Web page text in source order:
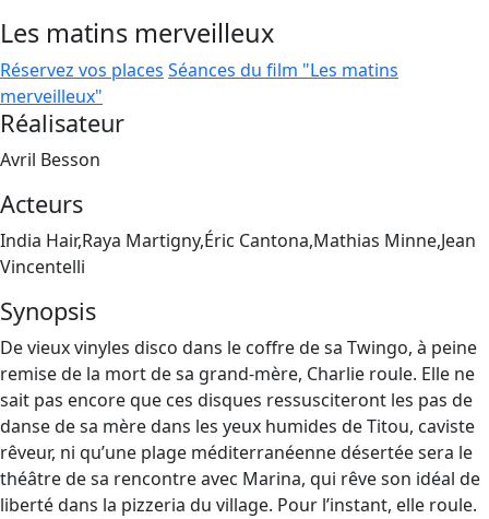
Les matins merveilleux
Réservez vos places Séances du film "Les matins
merveilleux"
Réalisateur
Avril Besson
Acteurs
India Hair,Raya Martigny,Éric Cantona,Mathias Minne,Jean
Vincentelli
Synopsis
De vieux vinyles disco dans le coffre de sa Twingo, à peine
remise de la mort de sa grand-mère, Charlie roule. Elle ne
sait pas encore que ces disques ressusciteront les pas de
danse de sa mère dans les yeux humides de Titou, caviste
rêveur, ni qu’une plage méditerranéenne désertée sera le
théâtre de sa rencontre avec Marina, qui rêve son idéal de
liberté dans la pizzeria du village. Pour l’instant, elle roule.